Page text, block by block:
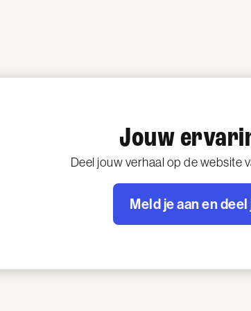
Jouw
Deel jouw verhaal op de website
Meld je aan en